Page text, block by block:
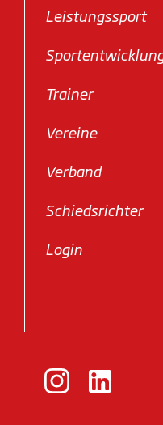
Leistungssport
Trainer
Vereine
Verband
Schiedsrichter
Login